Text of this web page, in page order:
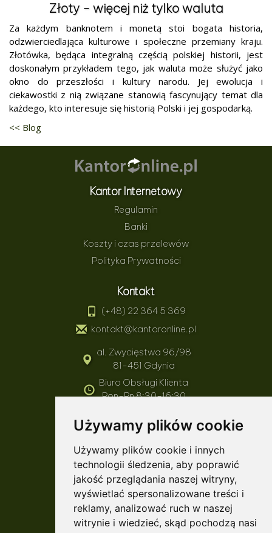
Używamy plików cookie
Używamy plików cookie i innych
technologii śledzenia, aby poprawić
jakość przeglądania naszej witryny,
wyświetlać spersonalizowane treści i
reklamy, analizować ruch w naszej
witrynie i wiedzieć, skąd pochodzą nasi
Złoty - więcej niż tylko waluta
Za każdym banknotem i monetą stoi bogata historia,
odzwierciedlająca kulturowe i społeczne przemiany kraju.
Złotówka, będąca integralną częścią polskiej historii, jest
doskonałym przykładem tego, jak waluta może służyć jako
okno do przeszłości i kultury narodu. Jej ewolucja i
ciekawostki z nią związane stanowią fascynujący temat dla
każdego, kto interesuje się historią Polski i jej gospodarką.
<< Blog
Kantor Internetowy
Regulamin
Banki
Koszty i czas przelewów
Polityka Prywatności
Kontakt
(+48) 22 364 5 369
kontakt@kantoronline.pl
al. Zwycięstwa 96/98
81-451 Gdynia
Biuro Obsługi Klienta
Pon-Pn 8:30-16:30
Pon-Pn 8:30-16:30
Informacje
Aktualności
Blog
Kursy Walut